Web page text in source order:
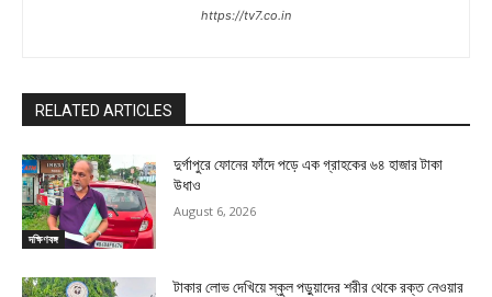
https://tv7.co.in
RELATED ARTICLES
দক্ষিণবঙ্গ
দুর্গাপুরে ফোনের ফাঁদে পড়ে এক গ্রাহকের ৬৪ হাজার টাকা
উধাও
August 6, 2026
টাকার লোভ দেখিয়ে স্কুল পড়ুয়াদের শরীর থেকে রক্ত নেওয়ার